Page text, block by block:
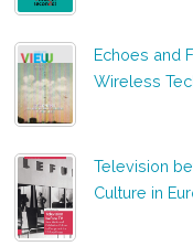
Echoes and
Wireless
Television
Culture in